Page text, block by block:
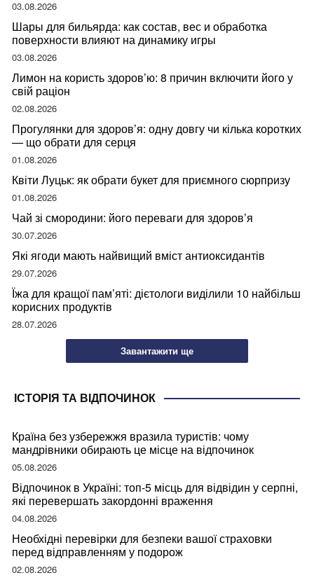
03.08.2026
Шары для бильярда: как состав, вес и обработка
поверхности влияют на динамику игры
03.08.2026
Лимон на користь здоров’ю: 8 причин включити його у
свій раціон
02.08.2026
Прогулянки для здоров’я: одну довгу чи кілька коротких
— що обрати для серця
01.08.2026
Квіти Луцьк: як обрати букет для приємного сюрпризу
01.08.2026
Чай зі смородини: його переваги для здоров’я
30.07.2026
Які ягоди мають найвищий вміст антиоксидантів
29.07.2026
Їжа для кращої пам’яті: дієтологи виділили 10 найбільш
корисних продуктів
28.07.2026
Завантажити ще
ІСТОРІЯ ТА ВІДПОЧИНОК
Країна без узбережжя вразила туристів: чому
мандрівники обирають це місце на відпочинок
05.08.2026
Відпочинок в Україні: топ-5 місць для відвідин у серпні,
які перевершать закордонні враження
04.08.2026
Необхідні перевірки для безпеки вашої страховки
перед відправленням у подорож
02.08.2026